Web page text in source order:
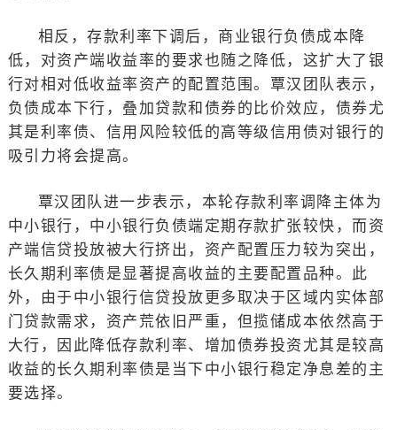
相反，存款利率下调后，商业银行负债成本降
低，对资产端收益率的要求也随之降低，这扩大了银
行对相对低收益率资产的配置范围。覃汉团队表示，
负债成本下行，叠加贷款和债券的比价效应，债券尤
其是利率债、信用风险较低的高等级信用债对银行的
吸引力将会提高。
覃汉团队进一步表示，本轮存款利率调降主体为
中小银行，中小银行负债端定期存款扩张较快，而资
产端信贷投放被大行挤出，资产配置压力较为突出，
长久期利率债是显著提高收益的主要配置品种。此
外，由于中小银行信贷投放更多取决于区域内实体部
门贷款需求，资产荒依旧严重，但揽储成本依然高于
大行，因此降低存款利率、增加债券投资尤其是较高
收益的长久期利率债是当下中小银行稳定净息差的主
要选择。